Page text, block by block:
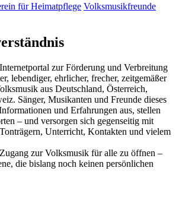
für Heimatpflege Volksmusikfreunde
Internetportal zur Förderung und Verbreitung
lebendiger, ehrlicher, frecher, zeitgemäßer
aus Deutschland, Österreich,
Sänger, Musikanten und Freunde dieses
und Erfahrungen aus, stellen
– und versorgen sich gegenseitig mit
Unterricht, Kontakten und vielem
zur Volksmusik für alle zu öffnen –
die bislang noch keinen persönlichen